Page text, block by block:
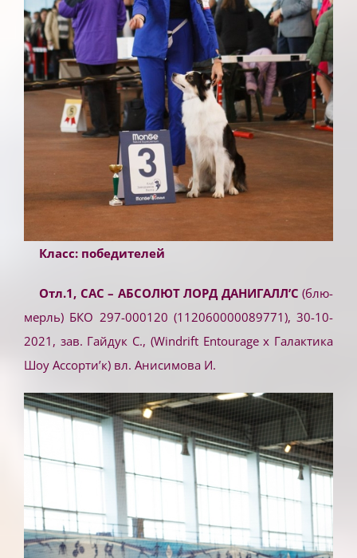
Класс: победителей
Отл.1, САС – АБСОЛЮТ ЛОРД ДАНИГАЛЛ’С(блю-
мерль) БКО 297-000120 (112060000089771), 30-10-
2021, зав. Гайдук С., (Windrift Entourage x Галактика
Шоу Ассорти’к) вл. Анисимова И.